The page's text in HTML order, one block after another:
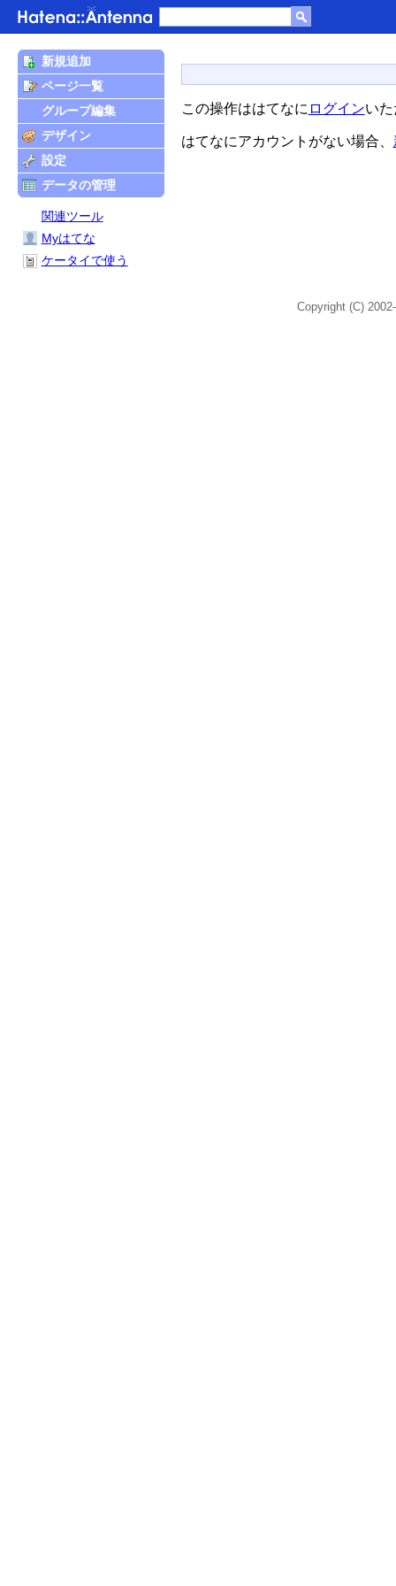
この操作ははてなに ログインい
はてなにアカウントがない場合、
新規追加
ページ一覧
グループ編集
デザイン
設定
データの管理
関連ツール
Myはてな
ケータイで使う
Copyright (C)